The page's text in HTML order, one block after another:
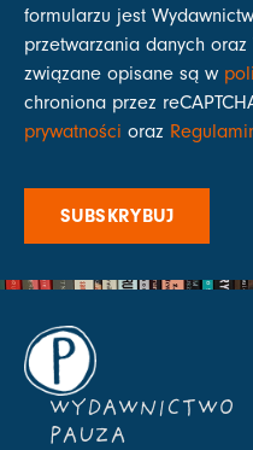
formularzu jest
przetwarzania danych
związane opisane są w
chroniona przez
prywatności oraz
SUBSKRYBUJ
WYDAWNICTWO
PAUZA